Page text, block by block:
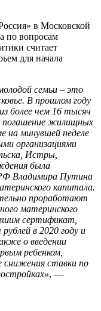
в Московской
по вопросам
считает
для начала
семьи – это
В прошлом году
более чем 16 тысяч
погашение жилищных
на минувшей неделе
организациями
Истры,
была
Владимира Путина
капитала.
проработают
материнского
сертификат,
в 2020 году и
о введении
ребенком,
снижения ставки по
, —